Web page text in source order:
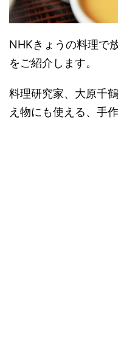
NHKきょうの料理で
をご紹介します。
料理研究家、大原千
え物にも使える、手